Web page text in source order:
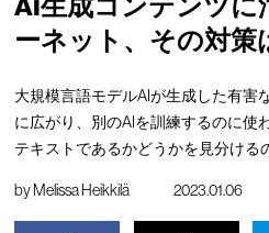
AI生成コンテンツに
ーネット、その対策
大規模言語モデルAIが生成した有害
に広がり、別のAIを訓練するのに使
テキストであるかどうかを見分ける
byMelissa Heikkilä 2023.01.06